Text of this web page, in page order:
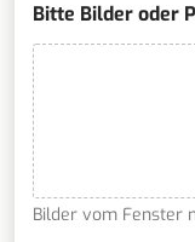
i
e
T
e
l
e
f
o
n
n
Bitte Bilder oder
Bilder vom Fenster